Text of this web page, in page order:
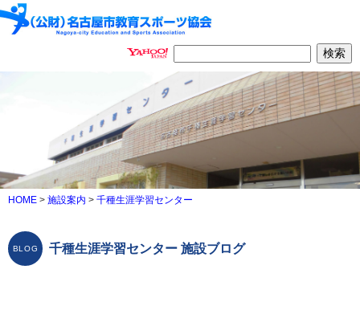
HOME > 施設案内 > 千種生涯学習センター
千種生涯学習センター 施設ブログ